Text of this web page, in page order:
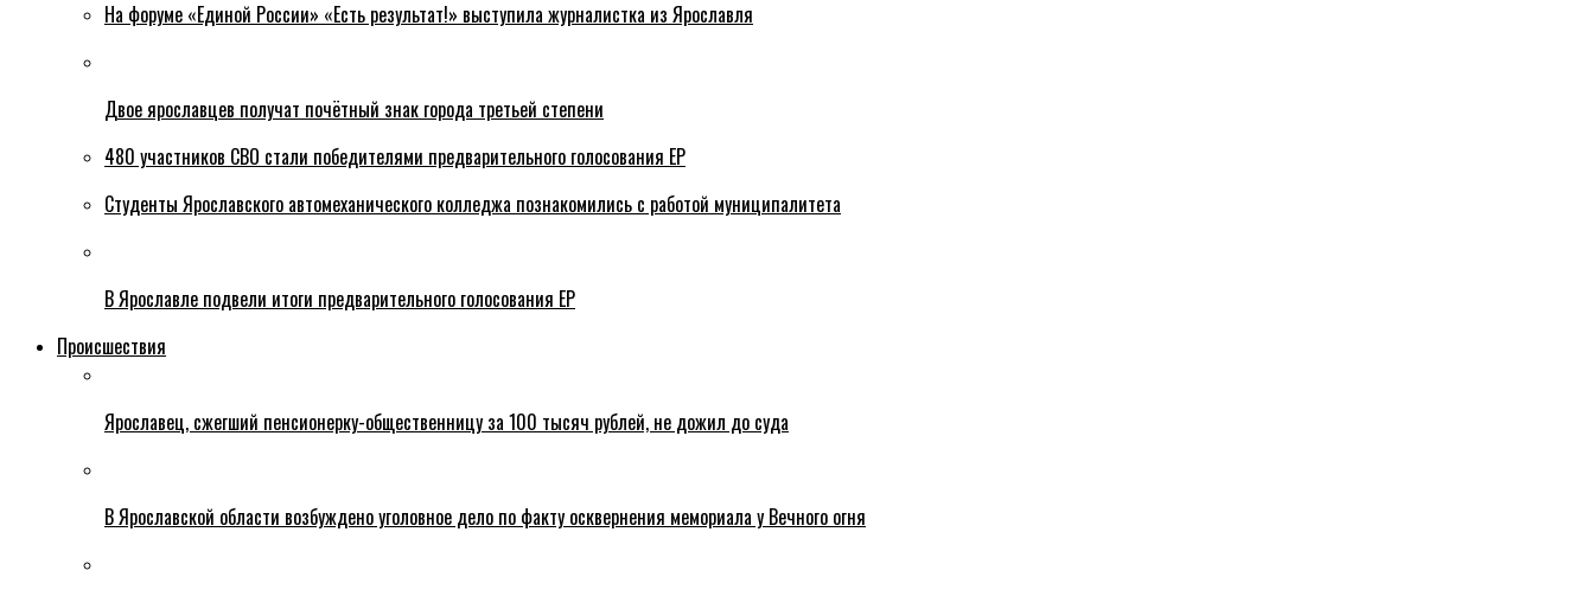
На форуме «Единой России» «Есть результат!» выступила журналистка из Ярославля
Двое ярославцев получат почётный знак города третьей степени
480 участников СВО стали победителями предварительного голосования ЕР
Студенты Ярославского автомеханического колледжа познакомились с работой муниципалитета
В Ярославле подвели итоги предварительного голосования ЕР
Происшествия
Ярославец, сжегший пенсионерку-общественницу за 100 тысяч рублей, не дожил до суда
В Ярославской области возбуждено уголовное дело по факту осквернения мемориала у Вечного огня